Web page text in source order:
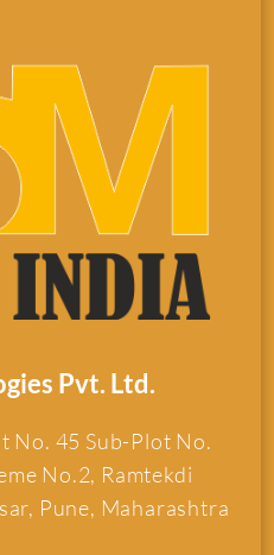
Pvt. Ltd.
No. 45 Sub-Plot No.
No.2, Ramtekdi
Pune, Maharashtra